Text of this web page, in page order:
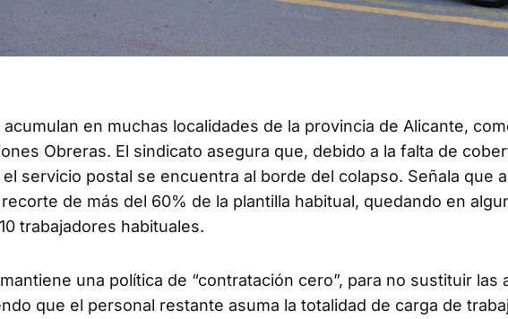
en muchas localidades de la provincia de Alicante,
Obreras. El sindicato asegura que, debido a la falta de
servicio postal se encuentra al borde del colapso. Señala que
de más del 60% de la plantilla habitual, quedando en
trabajadores habituales.
una política de “contratación cero”, para no sustituir las
que el personal restante asuma la totalidad de carga de